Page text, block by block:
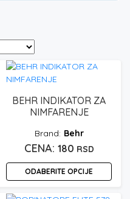
BEHR INDIKATOR ZA
NIMFARENJE
Behr
180 RSD
ODABERITE OPCIJE
Ovaj